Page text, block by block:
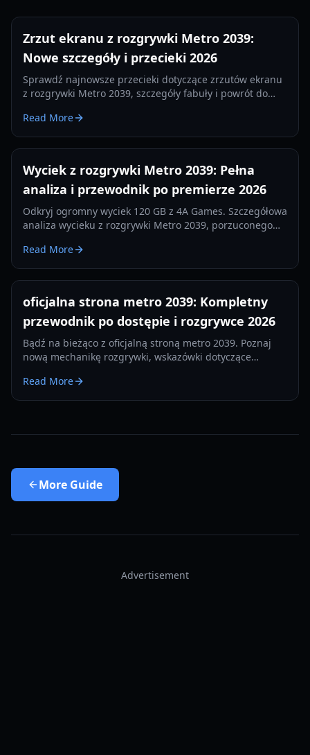
Zrzut ekranu z rozgrywki Metro 2039:
Nowe szczegóły i przecieki 2026
Sprawdź najnowsze przecieki dotyczące zrzutów ekranu
z rozgrywki Metro 2039, szczegóły fabuły i powrót do
2026 roku.
Read More
Wyciek z rozgrywki Metro 2039: Pełna
analiza i przewodnik po premierze 2026
Odkryj ogromny wyciek 120 GB z 4A Games. Szczegółowa
analiza wycieku z rozgrywki Metro 2039, porzuconego
Read More
oficjalna strona metro 2039: Kompletny
przewodnik po dostępie i rozgrywce 2026
Bądź na bieżąco z oficjalną stroną metro 2039. Poznaj
nową mechanikę rozgrywki, wskazówki dotyczące
premierę w 2026 roku.
Read More
More Guide
Advertisement